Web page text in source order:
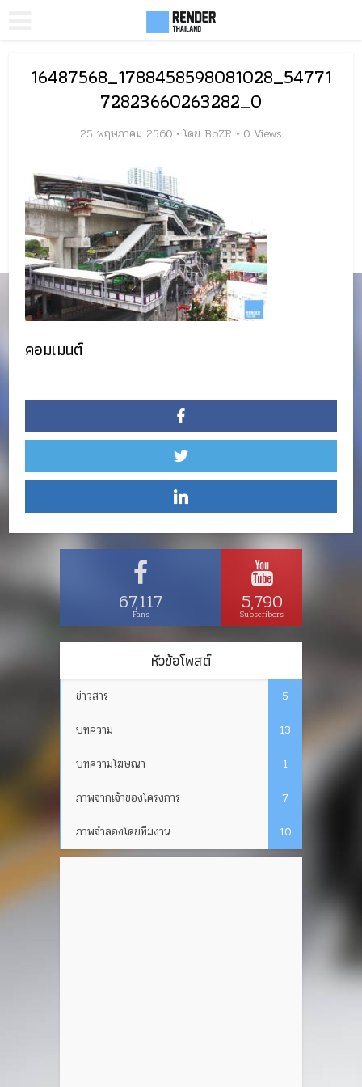
16487568_1788458598081028_54771
72823660263282_O
25 พฤษภาคม 2560 โดย BoZR 0 Views
คอมเมนต์
67,117
Fans 5,790
Subscribers
หัวข้อโพสต์
ข่าวสาร
5
บทความ
13
บทความโฆษณา
1
ภาพจากเจ้าของโครงการ
7
ภาพจำลองโดยทีมงาน
10